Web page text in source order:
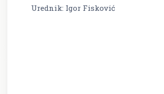
Urednik: Igor Fisković